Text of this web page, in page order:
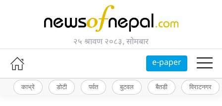
२५ श्रावण २०८३, सोमबार
e-paper
काभ्रे डोटी पर्वत बुटवल बैतडी विराटनगर